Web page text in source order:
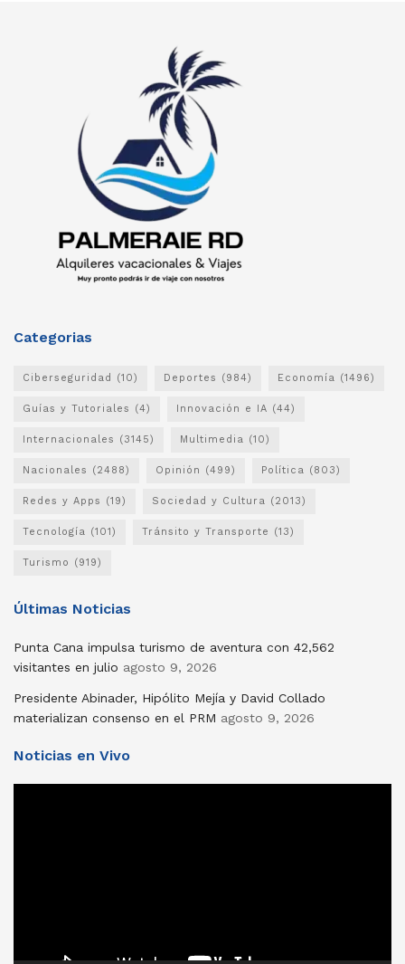
Categorias
Ciberseguridad (10) Deportes (984) Economía (1496)
Guías y Tutoriales (4) Innovación e IA (44)
Internacionales (3145) Multimedia (10)
Nacionales (2488) Opinión (499) Política (803)
Redes y Apps (19) Sociedad y Cultura (2013)
Tecnología (101) Tránsito y Transporte (13)
Turismo (919)
Últimas Noticias
Punta Cana impulsa turismo de aventura con 42,562
visitantes en julio agosto 9, 2026
Presidente Abinader, Hipólito Mejía y David Collado
materializan consenso en el PRM agosto 9, 2026
Noticias en Vivo